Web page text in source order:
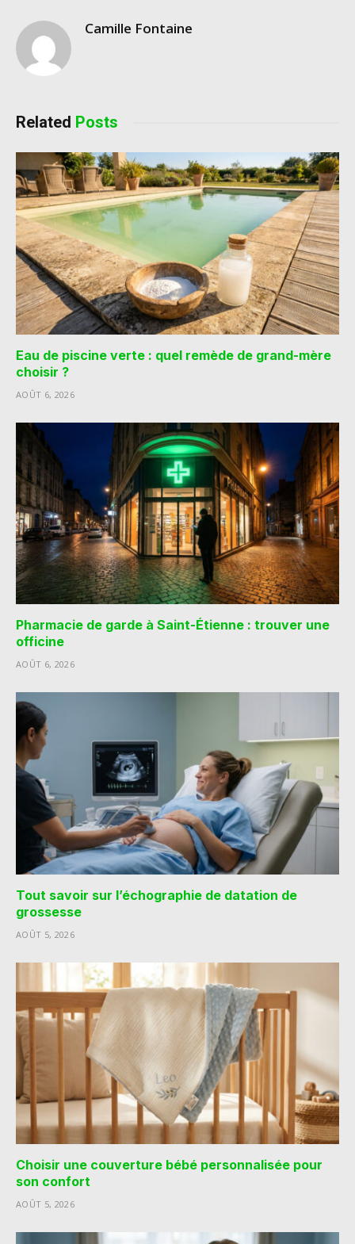
Camille Fontaine
Related Posts
Eau de piscine verte : quel remède de grand-mère
choisir ?
AOÛT 6, 2026
Pharmacie de garde à Saint-Étienne : trouver une
officine
AOÛT 6, 2026
Tout savoir sur l’échographie de datation de
grossesse
AOÛT 5, 2026
Choisir une couverture bébé personnalisée pour
son confort
AOÛT 5, 2026